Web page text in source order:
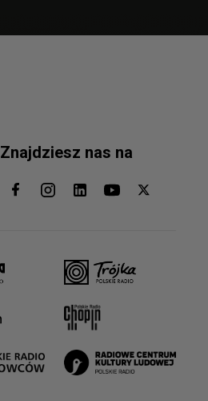
Znajdziesz nas na